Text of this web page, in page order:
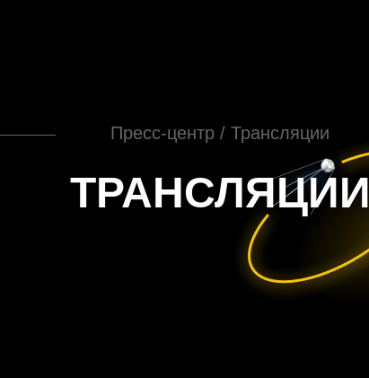
ТРАНСЛЯЦИИ
Пресс-центр / Трансляции